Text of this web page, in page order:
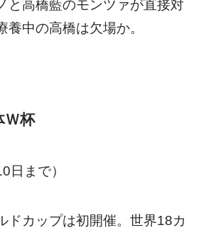
と高橋藍のモンツァが直接対
養中の高橋は欠場か。
Ｗ杯
日まで）
ドカップは初開催。世界18カ